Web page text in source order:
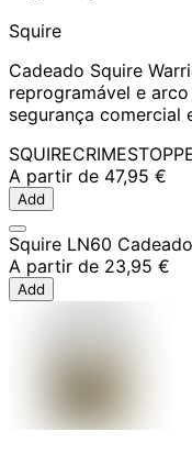
Squire
Cadeado Squire
reprogramável e
segurança comercial
SQUIRE
A partir de 47,95 €
Add
Squire LN60
A partir de 23,95 €
Add